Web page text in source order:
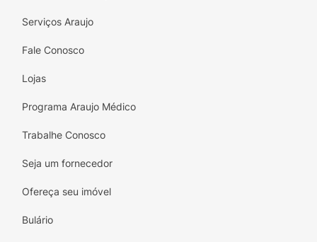
Serviços Araujo
Fale Conosco
Lojas
Programa Araujo Médico
Trabalhe Conosco
Seja um fornecedor
Ofereça seu imóvel
Bulário